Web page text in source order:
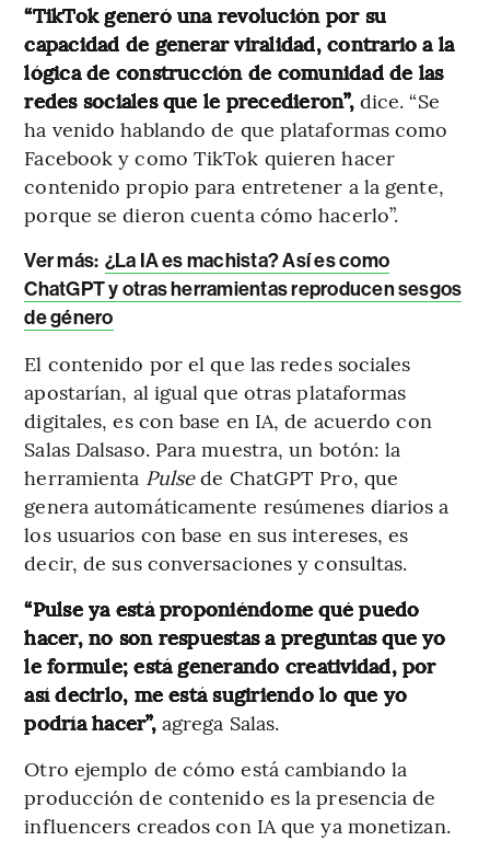
“TikTok generó una revolución por su
capacidad de generar viralidad, contrario a la
lógica de construcción de comunidad de las
redes sociales que le precedieron”,dice. “Se
ha venido hablando de que plataformas como
Facebook y como TikTok quieren hacer
contenido propio para entretener a la gente,
porque se dieron cuenta cómo hacerlo”.
Ver más: ¿La IA es machista? Así es como
ChatGPT y otras herramientas reproducen sesgos
de género
El contenido por el que las redes sociales
apostarían, al igual que otras plataformas
digitales, es con base en IA, de acuerdo con
Salas Dalsaso. Para muestra, un botón: la
herramienta Pulsede ChatGPT Pro, que
genera automáticamente resúmenes diarios a
los usuarios con base en sus intereses, es
decir, de sus conversaciones y consultas.
“Pulse ya está proponiéndome qué puedo
hacer, no son respuestas a preguntas que yo
le formule; está generando creatividad, por
así decirlo, me está sugiriendo lo que yo
podría hacer”,agrega Salas.
Otro ejemplo de cómo está cambiando la
producción de contenido es la presencia de
influencers creados con IA que ya monetizan.